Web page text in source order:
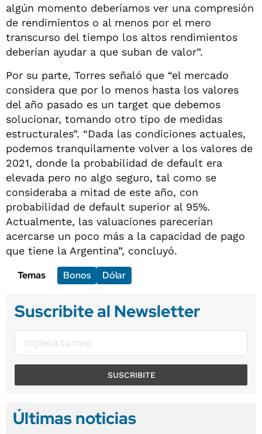
algún momento deberíamos ver una compresión
de rendimientos o al menos por el mero
transcurso del tiempo los altos rendimientos
deberían ayudar a que suban de valor”.
Por su parte, Torres señaló que “el mercado
considera que por lo menos hasta los valores
del año pasado es un target que debemos
solucionar, tomando otro tipo de medidas
estructurales”. “Dada las condiciones actuales,
podemos tranquilamente volver a los valores de
2021, donde la probabilidad de default era
elevada pero no algo seguro, tal como se
consideraba a mitad de este año, con
probabilidad de default superior al 95%.
Actualmente, las valuaciones parecerían
acercarse un poco más a la capacidad de pago
que tiene la Argentina”, concluyó.
Temas
Bonos Dólar
Suscribite al Newsletter
SUSCRIBITE
Últimas noticias